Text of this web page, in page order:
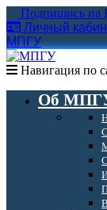
Подпишись на
Личный
МПГУ
Навигация по
Об